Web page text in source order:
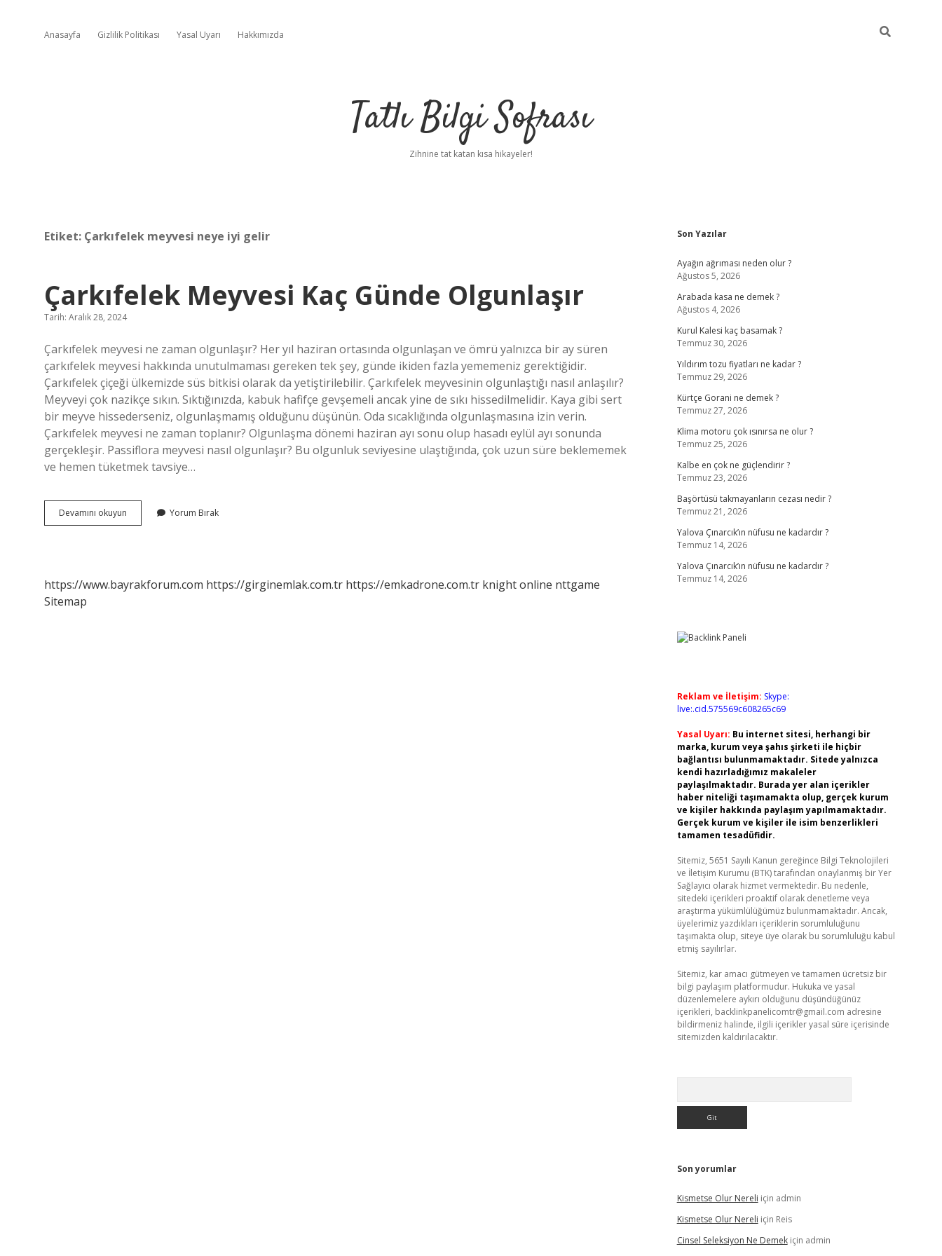
Anasayfa Gizlilik Politikası Yasal Uyarı Hakkımızda
Tatlı Bilgi Sofrası
Zihnine tat katan kısa hikayeler!
Etiket: Çarkıfelek meyvesi neye iyi gelir
Çarkıfelek Meyvesi Kaç Günde Olgunlaşır
Tarih: Aralık 28, 2024
Çarkıfelek meyvesi ne zaman olgunlaşır? Her yıl haziran ortasında olgunlaşan ve ömrü yalnızca bir ay süren
çarkıfelek meyvesi hakkında unutulmaması gereken tek şey, günde ikiden fazla yememeniz gerektiğidir.
Çarkıfelek çiçeği ülkemizde süs bitkisi olarak da yetiştirilebilir. Çarkıfelek meyvesinin olgunlaştığı nasıl anlaşılır?
Meyveyi çok nazikçe sıkın. Sıktığınızda, kabuk hafifçe gevşemeli ancak yine de sıkı hissedilmelidir. Kaya gibi sert
bir meyve hissederseniz, olgunlaşmamış olduğunu düşünün. Oda sıcaklığında olgunlaşmasına izin verin.
Çarkıfelek meyvesi ne zaman toplanır? Olgunlaşma dönemi haziran ayı sonu olup hasadı eylül ayı sonunda
gerçekleşir. Passiflora meyvesi nasıl olgunlaşır? Bu olgunluk seviyesine ulaştığında, çok uzun süre beklememek
ve hemen tüketmek tavsiye…
Devamını okuyun Çarkıfelek
Meyvesi
Yorum Bırak
https://www.bayrakforum.com https://girginemlak.com.tr https://emkadrone.com.tr knight online nttgame
Sitemap
Sidebar
Son Yazılar
Ayağın ağrıması neden olur ?
Ağustos 5, 2026
Arabada kasa ne demek ?
Ağustos 4, 2026
Kurul Kalesi kaç basamak ?
Temmuz 30, 2026
Yıldırım tozu fiyatları ne kadar ?
Temmuz 29, 2026
Kürtçe Gorani ne demek ?
Temmuz 27, 2026
Klima motoru çok ısınırsa ne olur ?
Temmuz 25, 2026
Kalbe en çok ne güçlendirir ?
Temmuz 23, 2026
Başörtüsü takmayanların cezası nedir ?
Temmuz 21, 2026
Yalova Çınarcık’ın nüfusu ne kadardır ?
Temmuz 14, 2026
Yalova Çınarcık’ın nüfusu ne kadardır ?
Temmuz 14, 2026
Reklam ve İletişim: Skype:
live:.cid.575569c608265c69
Yasal Uyarı: Bu internet sitesi, herhangi bir
marka, kurum veya şahıs şirketi ile hiçbir
bağlantısı bulunmamaktadır. Sitede yalnızca
kendi hazırladığımız makaleler
paylaşılmaktadır. Burada yer alan içerikler
haber niteliği taşımamakta olup, gerçek kurum
ve kişiler hakkında paylaşım yapılmamaktadır.
Gerçek kurum ve kişiler ile isim benzerlikleri
tamamen tesadüfidir.
Sitemiz, 5651 Sayılı Kanun gereğince Bilgi Teknolojileri
ve İletişim Kurumu (BTK) tarafından onaylanmış bir Yer
Sağlayıcı olarak hizmet vermektedir. Bu nedenle,
sitedeki içerikleri proaktif olarak denetleme veya
araştırma yükümlülüğümüz bulunmamaktadır. Ancak,
üyelerimiz yazdıkları içeriklerin sorumluluğunu
taşımakta olup, siteye üye olarak bu sorumluluğu kabul
etmiş sayılırlar.
Sitemiz, kar amacı gütmeyen ve tamamen ücretsiz bir
bilgi paylaşım platformudur. Hukuka ve yasal
düzenlemelere aykırı olduğunu düşündüğünüz
içerikleri, backlinkpanelicomtr@gmail.com adresine
bildirmeniz halinde, ilgili içerikler yasal süre içerisinde
sitemizden kaldırılacaktır.
Son yorumlar
Kismetse Olur Nereli için admin
Kismetse Olur Nereli için Reis
Cinsel Seleksiyon Ne Demekiçin admin